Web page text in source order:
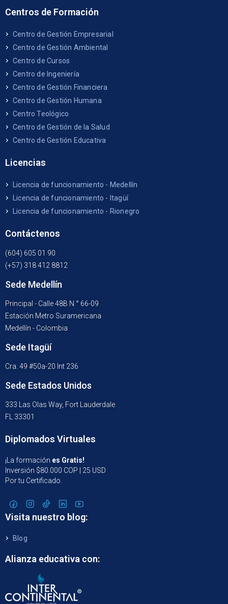
Centros de Formación
Centro de Gestión Empresarial
Centro de Gestión Ambiental
Centro de Cursos
Centro de Ingeniería
Centro de Gestión Financiera
Centro de Gestión Humana
Centro Teológico
Centro de Gestión de la Salud
Centro de Gestión Educativa
Licencias
Licencia de funcionamiento - Medellín
Licencia de funcionamiento - Itagüí
Licencia de funcionamiento - Rionegro
Contáctenos
(604) 605 01 90
(+57) 318 412 8812
Sede Medellín
Principal - Calle 48B N ° 66-09
Estación Metro Suramericana
Medellín - Colombia
Sede Itagüí
Cra. 49 #50a-20 Int 236
Sede Estados Unidos
333 Las Olas Way, Fort Lauderdale
FL 33301
Diplomados Virtuales
¡La formación es Gratis!
Inversión $80.000 COP | 25 USD
Por tu Certificado.
Visita nuestro blog:
Blog
Alianza educativa con: